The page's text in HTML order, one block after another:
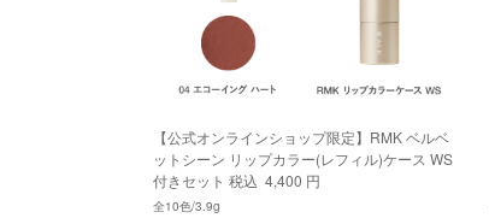
【公式オンラインショップ限定】RMK ベルベ
ットシーン リップカラー(レフィル)ケース WS
付きセット 税込 4,400 円
全10色/3.9g